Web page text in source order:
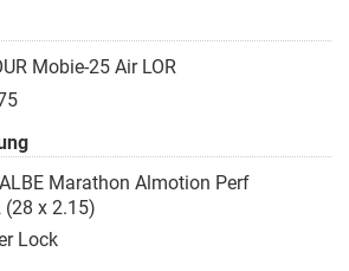
Mobie-25 Air LOR
Marathon Almotion Perf
(28 x 2.15)
Lock